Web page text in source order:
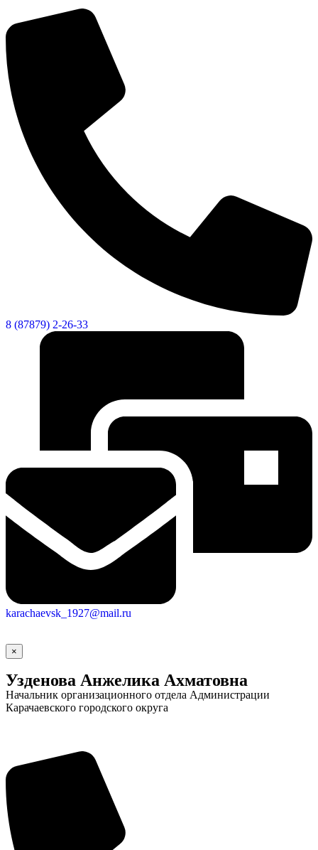
Городская Среда
8 (87879) 2-26-33
karachaevsk_1927@mail.ru
×
Узденова Анжелика Ахматовна
Начальник организационного отдела Администрации
Карачаевского городского округа